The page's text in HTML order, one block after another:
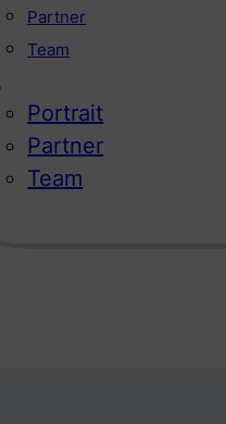
Partner
Team
Portrait
Partner
Team